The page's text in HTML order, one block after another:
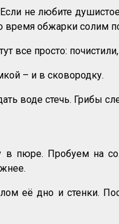
не любите
обжарки солим
все просто:
– и в сковородку.
стечь. Грибы
пюре. Пробуем на
её дно и стенки.